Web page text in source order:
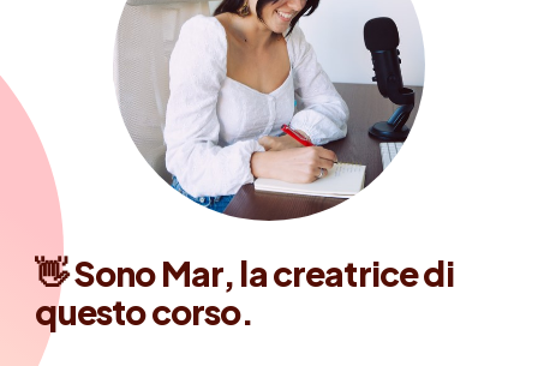
👋Sono Mar, la creatrice di
questo corso.